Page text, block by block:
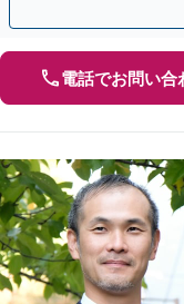
電話でお問い合